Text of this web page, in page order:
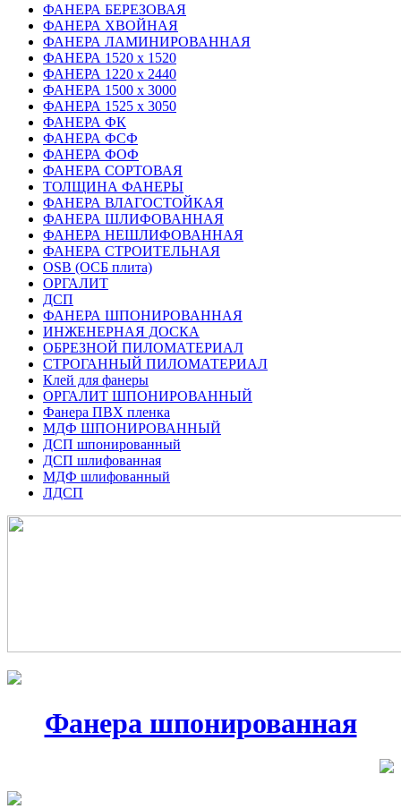
ФАНЕРА БЕРЕЗОВАЯ
ФАНЕРА ХВОЙНАЯ
ФАНЕРА ЛАМИНИРОВАННАЯ
ФАНЕРА 1520 х 1520
ФАНЕРА 1220 х 2440
ФАНЕРА 1500 х 3000
ФАНЕРА 1525 х 3050
ФАНЕРА ФК
ФАНЕРА ФСФ
ФАНЕРА ФОФ
ФАНЕРА СОРТОВАЯ
ТОЛЩИНА ФАНЕРЫ
ФАНЕРА ВЛАГОСТОЙКАЯ
ФАНЕРА ШЛИФОВАННАЯ
ФАНЕРА НЕШЛИФОВАННАЯ
ФАНЕРА СТРОИТЕЛЬНАЯ
OSB (ОСБ плита)
ОРГАЛИТ
ДСП
ФАНЕРА ШПОНИРОВАННАЯ
ИНЖЕНЕРНАЯ ДОСКА
ОБРЕЗНОЙ ПИЛОМАТЕРИАЛ
СТРОГАННЫЙ ПИЛОМАТЕРИАЛ
Клей для фанеры
ОРГАЛИТ ШПОНИРОВАННЫЙ
Фанера ПВХ пленка
МДФ ШПОНИРОВАННЫЙ
ДСП шпонированный
ДСП шлифованная
МДФ шлифованный
ЛДСП
Фанера шпонированная